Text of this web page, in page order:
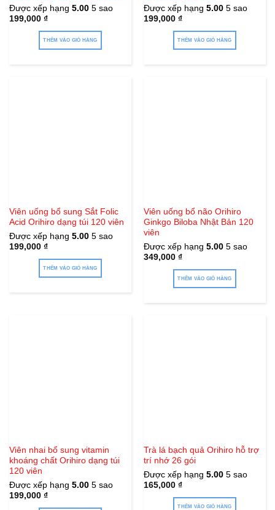
Được xếp hạng 5.005 sao
199,000 ₫
THÊM VÀO GIỎ HÀNG
Được xếp hạng 5.005 sao
199,000 ₫
THÊM VÀO GIỎ HÀNG
Viên uống bổ sung Sắt Folic
Acid Orihiro dạng túi 120 viên
Được xếp hạng 5.005 sao
199,000 ₫
THÊM VÀO GIỎ HÀNG
Viên uống bổ não Orihiro
Ginkgo Biloba Nhật Bản 120
viên
Được xếp hạng 5.005 sao
349,000 ₫
THÊM VÀO GIỎ HÀNG
Viên nhai bổ sung vitamin
khoáng chất Orihiro dạng túi
120 viên
Được xếp hạng 5.005 sao
199,000 ₫
Trà lá bạch quả Orihiro hỗ trợ
trí nhớ 26 gói
Được xếp hạng 5.005 sao
165,000 ₫
THÊM VÀO GIỎ HÀNG